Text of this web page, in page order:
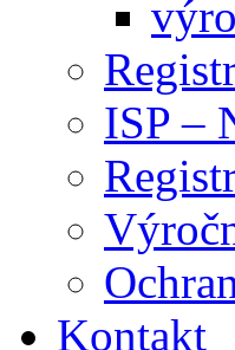
ISP –
Kontakt